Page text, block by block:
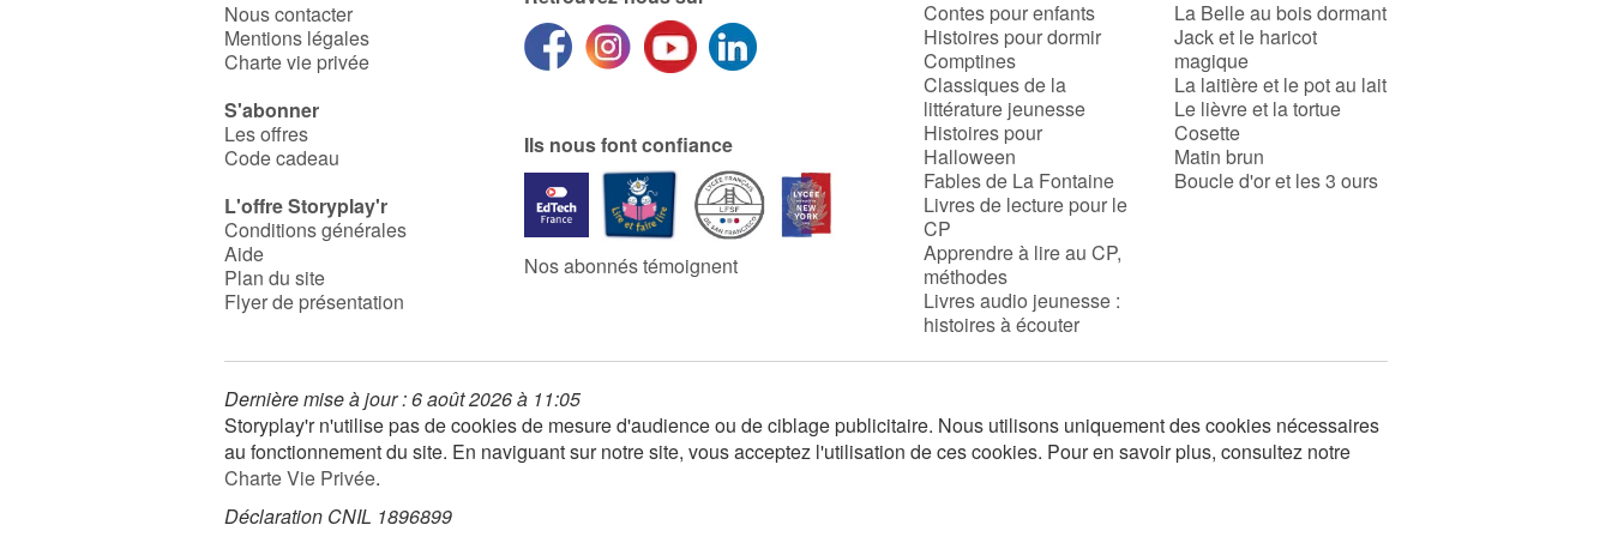
Nous contacter
Mentions légales
Charte vie privée
S'abonner
Les offres
Code cadeau
L'offre Storyplay'r
Conditions générales
Aide
Plan du site
Flyer de présentation
Ils nous font confiance
Nos abonnés témoignent
Contes pour enfants
Histoires pour dormir
Comptines
Classiques de la
littérature jeunesse
Histoires pour
Halloween
Fables de La Fontaine
Livres de lecture pour le
CP
Apprendre à lire au CP,
méthodes
Livres audio jeunesse :
histoires à écouter
La Belle au bois dormant
Jack et le haricot
magique
La laitière et le pot au lait
Le lièvre et la tortue
Cosette
Matin brun
Boucle d'or et les 3 ours
Dernière mise à jour : 6 août 2026 à 11:05
Storyplay'r n'utilise pas de cookies de mesure d'audience ou de ciblage publicitaire. Nous utilisons uniquement des cookies nécessaires
au fonctionnement du site. En naviguant sur notre site, vous acceptez l'utilisation de ces cookies. Pour en savoir plus, consultez notre
Charte Vie Privée.
Déclaration CNIL 1896899